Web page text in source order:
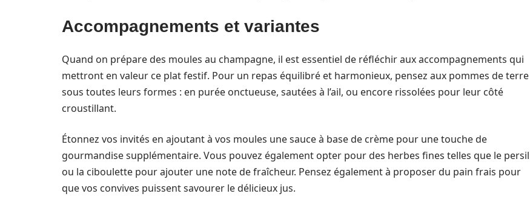
Accompagnements et variantes
Quand on prépare des moules au champagne, il est essentiel de réfléchir aux accompagnements qui
mettront en valeur ce plat festif. Pour un repas équilibré et harmonieux, pensez aux pommes de terre
sous toutes leurs formes : en purée onctueuse, sautées à l’ail, ou encore rissolées pour leur côté
croustillant.
Étonnez vos invités en ajoutant à vos moules une sauce à base de crème pour une touche de
gourmandise supplémentaire. Vous pouvez également opter pour des herbes fines telles que le persil
ou la ciboulette pour ajouter une note de fraîcheur. Pensez également à proposer du pain frais pour
que vos convives puissent savourer le délicieux jus.